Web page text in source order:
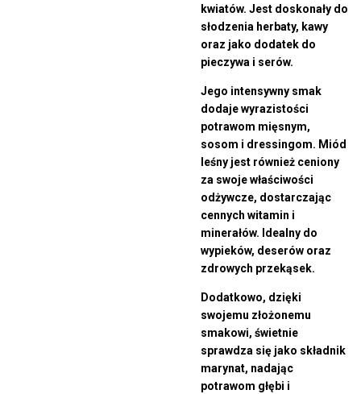
kwiatów. Jest doskonały do
słodzenia herbaty, kawy
oraz jako dodatek do
pieczywa i serów.
Jego intensywny smak
dodaje wyrazistości
potrawom mięsnym,
sosom i dressingom. Miód
leśny jest również ceniony
za swoje właściwości
odżywcze, dostarczając
cennych witamin i
minerałów. Idealny do
wypieków, deserów oraz
zdrowych przekąsek.
Dodatkowo, dzięki
swojemu złożonemu
smakowi, świetnie
sprawdza się jako składnik
marynat, nadając
potrawom głębi i